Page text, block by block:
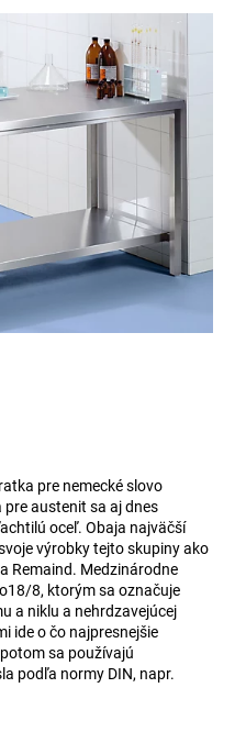
pre nemecké slovo
austenit sa aj dnes
oceľ. Obaja najväčší
výrobky tejto skupiny ako
Remaind. Medzinárodne
8, ktorým sa označuje
a niklu a nehrdzavejúcej
ide o čo najpresnejšie
sa používajú
podľa normy DIN, napr.